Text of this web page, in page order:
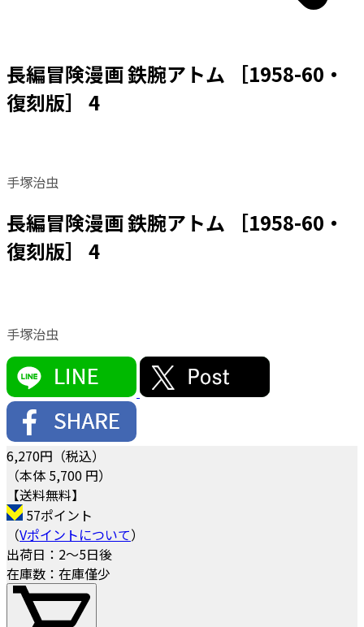
長編冒険漫画 鉄腕アトム ［1958-60・
復刻版］ 4
手塚治虫
長編冒険漫画 鉄腕アトム ［1958-60・
復刻版］ 4
手塚治虫
6,270円（税込）
（本体 5,700 円）
【送料無料】
57ポイント
（Vポイントについて）
出荷日：2～5日後
在庫数：在庫僅少